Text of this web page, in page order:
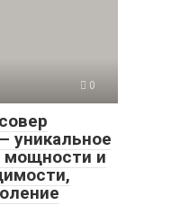
0
уникальное
мощности и